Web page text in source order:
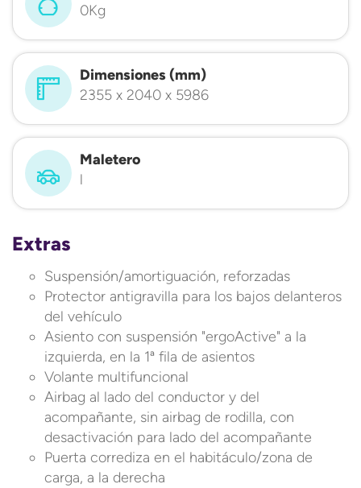
0Kg
Dimensiones (mm)
2355 x 2040 x 5986
Maletero
l
Extras
Suspensión/amortiguación, reforzadas
Protector antigravilla para los bajos delanteros
del vehículo
Asiento con suspensión "ergoActive" a la
izquierda, en la 1ª fila de asientos
Volante multifuncional
Airbag al lado del conductor y del
acompañante, sin airbag de rodilla, con
desactivación para lado del acompañante
Puerta corrediza en el habitáculo/zona de
carga, a la derecha